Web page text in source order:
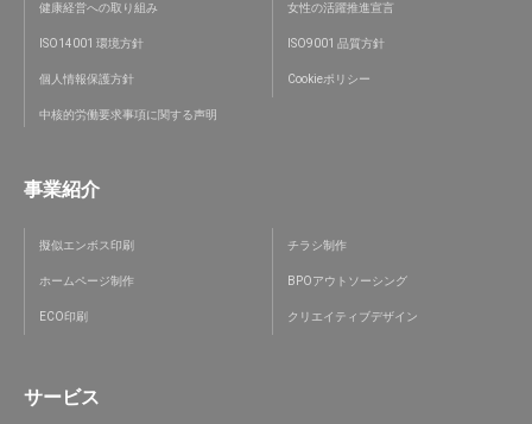
健康経営への取り組み 女性の活躍推進宣言
ISO14001 環境方針 ISO9001 品質方針
個人情報保護方針 Cookieポリシー
中核的労働要求事項に関する声明
事業紹介
擬似エンボス印刷 チラシ制作
ホームページ制作 BPOアウトソーシング
ECO印刷 クリエイティブデザイン
サービス